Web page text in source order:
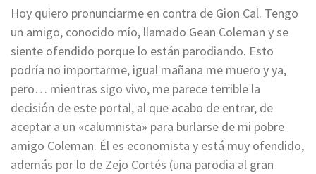
Hoy quiero pronunciarme en contra de Gion Cal. Tengo
un amigo, conocido mío, llamado Gean Coleman y se
siente ofendido porque lo están parodiando. Esto
podría no importarme, igual mañana me muero y ya,
pero… mientras sigo vivo, me parece terrible la
decisión de este portal, al que acabo de entrar, de
aceptar a un «calumnista» para burlarse de mi pobre
amigo Coleman. Él es economista y está muy ofendido,
además por lo de Zejo Cortés (una parodia al gran